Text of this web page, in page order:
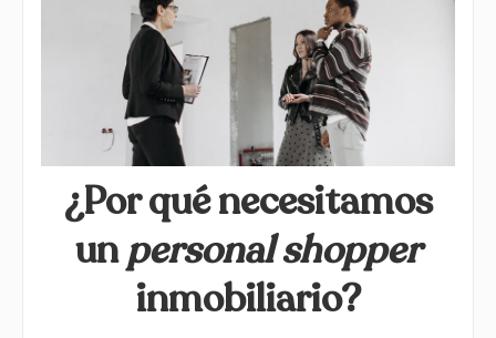
¿Por qué necesitamos
unpersonalshopper
inmobiliario?